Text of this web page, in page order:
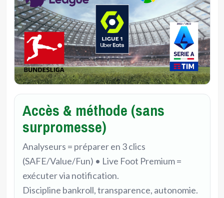
Accès & méthode (sans
surpromesse)
Analyseurs = préparer en 3 clics
(SAFE/Value/Fun) • Live Foot Premium =
exécuter via notification.
Discipline bankroll, transparence, autonomie.